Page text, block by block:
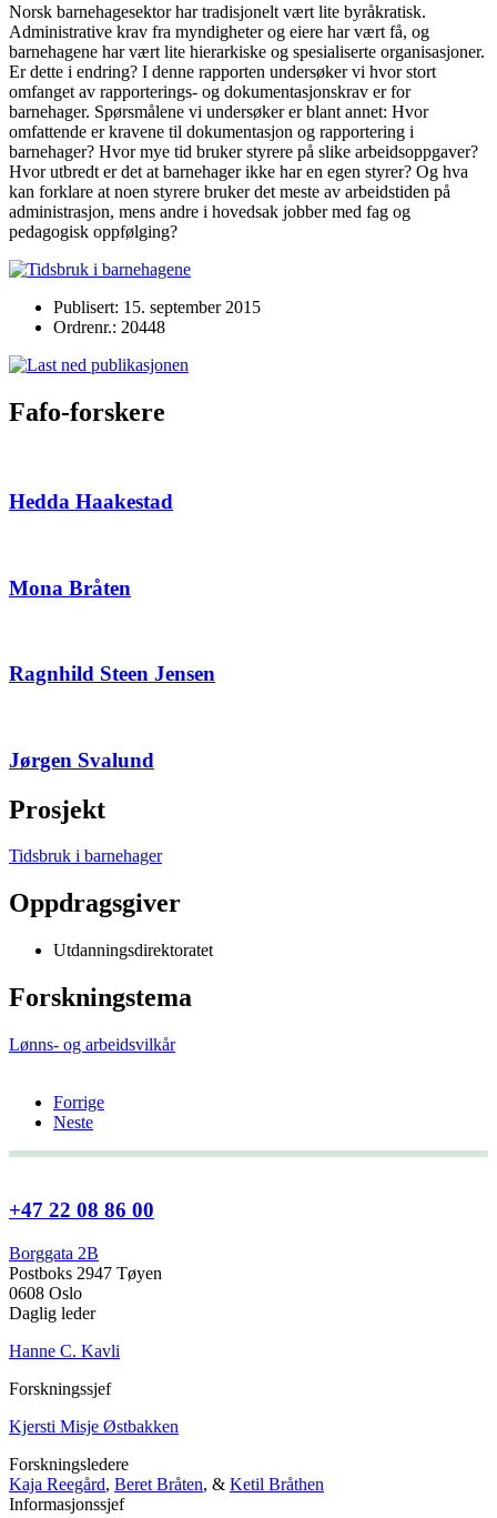
Norsk barnehagesektor har tradisjonelt vært lite byråkratisk.
Administrative krav fra myndigheter og eiere har vært få, og
barnehagene har vært lite hierarkiske og spesialiserte organisasjoner.
Er dette i endring? I denne rapporten undersøker vi hvor stort
omfanget av rapporterings- og dokumentasjonskrav er for
barnehager. Spørsmålene vi undersøker er blant annet: Hvor
omfattende er kravene til dokumentasjon og rapportering i
barnehager? Hvor mye tid bruker styrere på slike arbeidsoppgaver?
Hvor utbredt er det at barnehager ikke har en egen styrer? Og hva
kan forklare at noen styrere bruker det meste av arbeidstiden på
administrasjon, mens andre i hovedsak jobber med fag og
pedagogisk oppfølging?
Publisert: 15. september 2015
Ordrenr.: 20448
Fafo-forskere
Hedda Haakestad
Mona Bråten
Ragnhild Steen Jensen
Jørgen Svalund
Prosjekt
Tidsbruk i barnehager
Oppdragsgiver
Utdanningsdirektoratet
Forskningstema
Lønns- og arbeidsvilkår
Forrige
Neste
+47 22 08 86 00
Borggata 2B
Postboks 2947 Tøyen
0608 Oslo
Daglig leder
Hanne C. Kavli
Forskningssjef
Kjersti Misje Østbakken
Forskningsledere
Kaja Reegård, Beret Bråten, & Ketil Bråthen
Informasjonssjef